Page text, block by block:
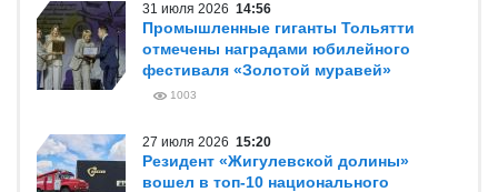
31 июля 2026 14:56
Промышленные гиганты Тольятти
отмечены наградами юбилейного
фестиваля «Золотой муравей»
1003
27 июля 2026 15:20
Резидент «Жигулевской долины»
вошел в топ-10 национального